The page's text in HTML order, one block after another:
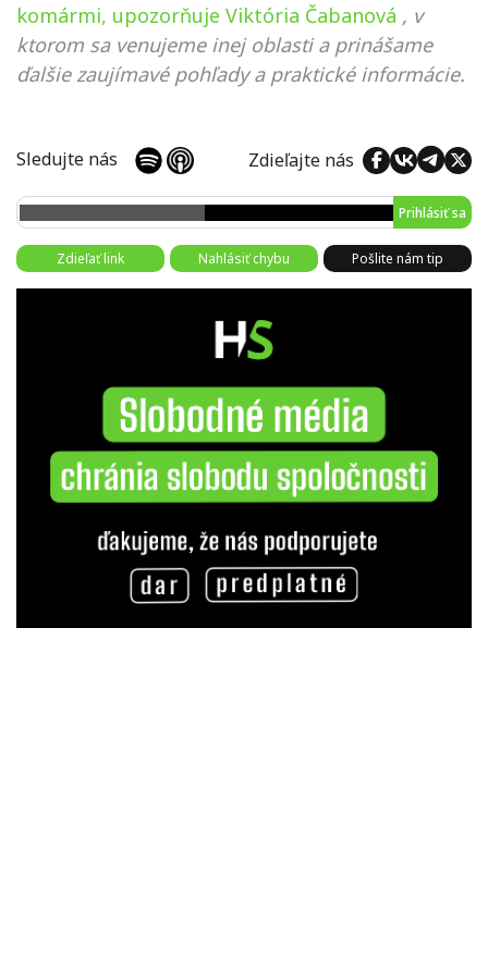
komármi, upozorňuje Viktória Čabanová , v
ktorom sa venujeme inej oblasti a prinášame
ďalšie zaujímavé pohľady a praktické informácie.
Sledujte nás Zdieľajte nás
Prihlásiť sa
Zdieľať link Nahlásiť chybu Pošlite nám tip